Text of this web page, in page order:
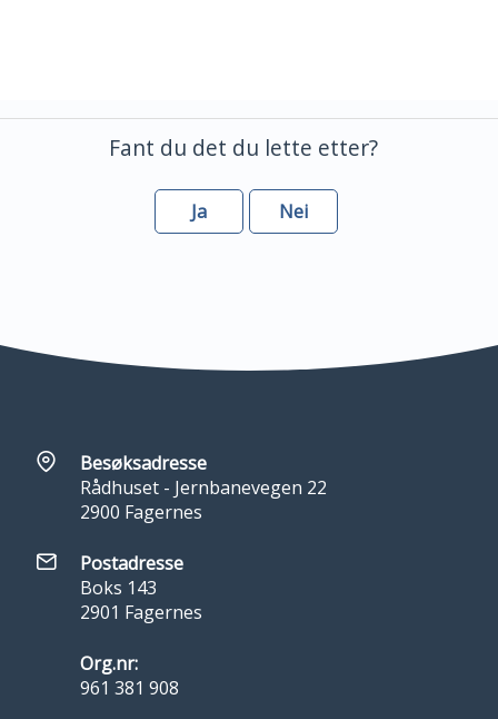
Fant du det du lette etter?
Ja Nei
Besøksadresse
Rådhuset - Jernbanevegen 22
2900 Fagernes
Postadresse
Boks 143
2901 Fagernes
Org.nr:
961 381 908